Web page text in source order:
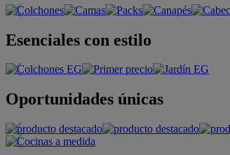
Esenciales con estilo
Oportunidades únicas